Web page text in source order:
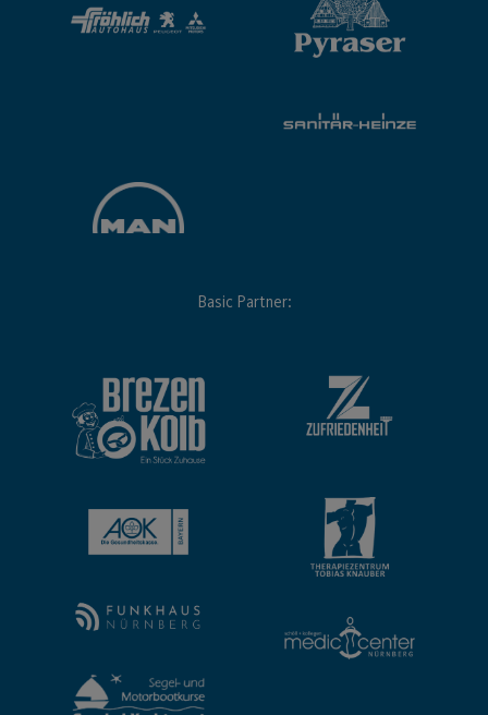
Basic Partner: